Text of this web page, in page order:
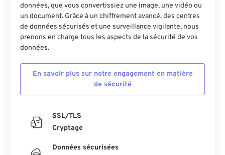
données, que vous convertissiez une image, une vidéo ou
un document. Grâce à un chiffrement avancé, des centres
de données sécurisés et une surveillance vigilante, nous
prenons en charge tous les aspects de la sécurité de vos
données.
En savoir plus sur notre engagement en matière
de sécurité
SSL/TLS
Cryptage
Données sécurisées